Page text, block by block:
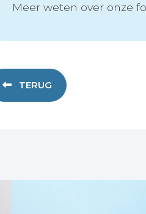
Meer weten over onze
TERUG